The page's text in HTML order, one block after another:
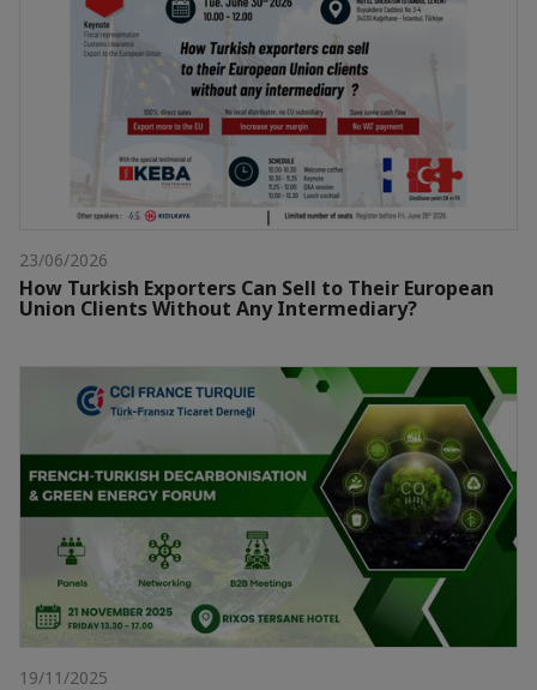
23/06/2026
How Turkish Exporters Can Sell to Their European
Union Clients Without Any Intermediary?
19/11/2025